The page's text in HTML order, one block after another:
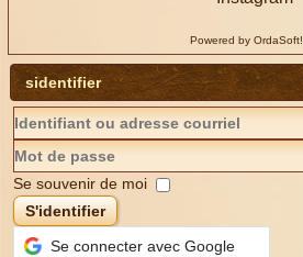
Powered by OrdaSoft!
sidentifier
Se souvenir de moi
S'identifier
Se connecter avec Google